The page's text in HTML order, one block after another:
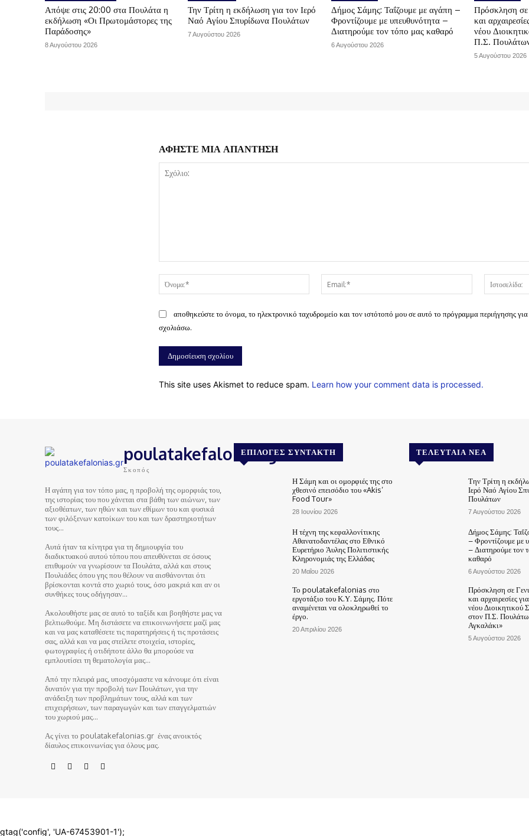
Απόψε στις 20:00 στα Πουλάτα η
εκδήλωση «Οι Πρωτομάστορες της
Παράδοσης»
8 Αυγούστου 2026
Την Τρίτη η εκδήλωση για τον Ιερό
Ναό Αγίου Σπυρίδωνα Πουλάτων
7 Αυγούστου 2026
Δήμος Σάμης: Ταΐζουμε με αγάπη –
Φροντίζουμε με υπευθυνότητα –
Διατηρούμε τον τόπο μας καθαρό
6 Αυγούστου 2026
Πρόσκληση σε
και
νέου
Π.Σ.
5 Αυγούστου 2026
ΑΦΗΣΤΕ ΜΙΑ ΑΠΑΝΤΗΣΗ
Όνομα:*
Email:*
αποθηκεύστε το όνομα, το ηλεκτρονικό ταχυδρομείο και τον ιστότοπό μου σε αυτό το πρόγραμμα περιήγησης
σχολιάσω.
This site uses Akismet to reduce spam. Learn how your comment data is processed.
poulatakefalonias.gr
Σκοπός
Η αγάπη για τον τόπο μας, η προβολή της ομορφιάς του,
της ιστορίας του που χάνεται στα βάθη των αιώνων, των
αξιοθέατων, των ηθών και των εθίμων του και φυσικά
των φιλόξενων κατοίκων του και των δραστηριοτήτων
τους…
Αυτά ήταν τα κίνητρα για τη δημιουργία του
διαδικτυακού αυτού τόπου που απευθύνεται σε όσους
επιθυμούν να γνωρίσουν τα Πουλάτα, αλλά και στους
Πουλιάδες όπου γης που θέλουν να αισθάνονται ότι
βρίσκονται κοντά στο χωριό τους, όσο μακριά και αν οι
συνθήκες τους οδήγησαν…
Ακολουθήστε μας σε αυτό το ταξίδι και βοηθήστε μας να
βελτιωθούμε. Μη διστάσετε να επικοινωνήσετε μαζί μας
και να μας καταθέσετε τις παρατηρήσεις ή τις προτάσεις
σας, αλλά και να μας στείλετε στοιχεία, ιστορίες,
φωτογραφίες ή οτιδήποτε άλλο θα μπορούσε να
εμπλουτίσει τη θεματολογία μας…
Από την πλευρά μας, υποσχόμαστε να κάνουμε ότι είναι
δυνατόν για την προβολή των Πουλάτων, για την
ανάδειξη των προβλημάτων τους, αλλά και των
επιχειρήσεων, των παραγωγών και των επαγγελματιών
του χωριού μας…
Ας γίνει το poulatakefalonias.gr ένας ανοικτός
δίαυλος επικοινωνίας για όλους μας.
ΕΠΙΛΟΓΈΣ ΣΥΝΤΆΚΤΗ
Η Σάμη και οι ομορφιές της στο
χθεσινό επεισόδιο του «Akis’
Food Tour»
28 Ιουνίου 2026
Η τέχνη της κεφαλλονίτικης
Αθανατοδαντέλας στο Εθνικό
Ευρετήριο Άυλης Πολιτιστικής
Κληρονομιάς της Ελλάδας
20 Μαΐου 2026
Το poulatakefalonias στο
εργοτάξιο του Κ.Υ. Σάμης. Πότε
αναμένεται να ολοκληρωθεί το
έργο.
20 Απριλίου 2026
ΤΕΛΕΥΤΑΊΑ ΝΈΑ
Την Τρίτη η
Ιερό Ναό Αγίου
Πουλάτων
7 Αυγούστου 2026
Δήμος Σάμης:
– Φροντίζουμε με
– Διατηρούμε τον
καθαρό
6 Αυγούστου 2026
Πρόσκληση σε
και αρχαιρεσίες
νέου Διοικητικού
στον Π.Σ.
Αγκαλάκι»
5 Αυγούστου 2026
gtag('config', 'UA-67453901-1');